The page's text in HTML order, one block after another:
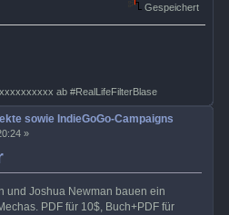
Gespeichert
ab #RealLifeFilterBlase
sowie IndieGoGo-Campaigns
»
und Joshua Newman bauen ein
PDF für 10$, Buch+PDF für